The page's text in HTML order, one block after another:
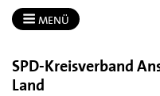
MENÜ
SPD-​Kreisverband
Land